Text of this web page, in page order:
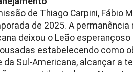
de Thiago Carpini, Fábio
de 2025. A
deixou o Leão
estabelecendo como
da Sul-Americana, alcançar a